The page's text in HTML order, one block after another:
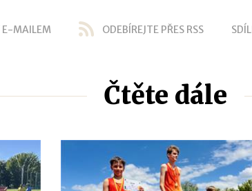
E-MAILEM ODEBÍREJTE PŘES RSS
Čtěte dále